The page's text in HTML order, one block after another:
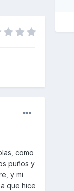
como
puños y
y mi
que hice